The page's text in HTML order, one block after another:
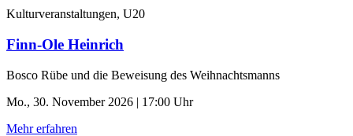
Kulturveranstaltungen, U20
Finn-Ole Heinrich
Bosco Rübe und die Beweisung des Weihnachtsmanns
Mo., 30. November 2026 | 17:00 Uhr
Mehr erfahren